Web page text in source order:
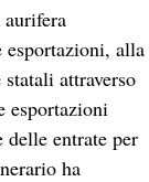
alla
attraverso
esportazioni
delle entrate per
ha